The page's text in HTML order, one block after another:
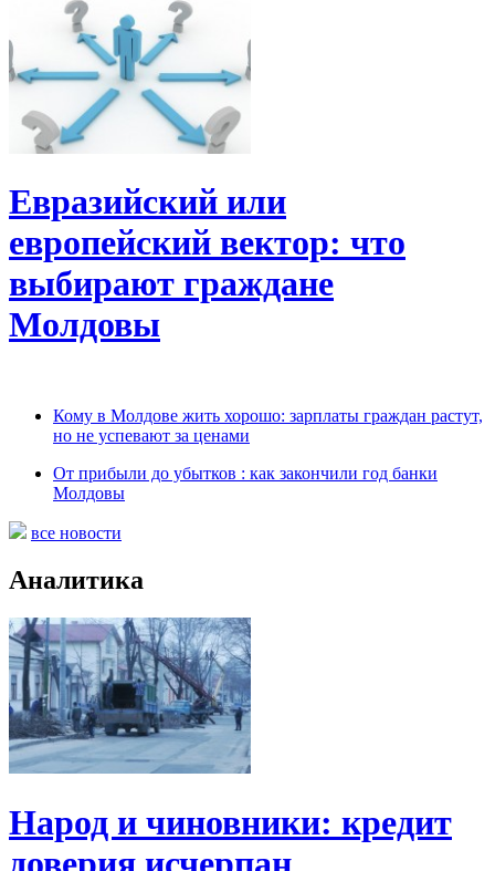
Евразийский или
европейский вектор: что
выбирают граждане
Молдовы
Кому в Молдове жить хорошо: зарплаты граждан растут,
но не успевают за ценами
От прибыли до убытков : как закончили год банки
Молдовы
все новости
Аналитика
Народ и чиновники: кредит
доверия исчерпан